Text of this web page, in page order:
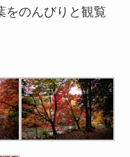
をのんびりと観覧